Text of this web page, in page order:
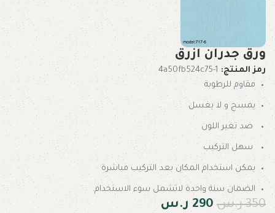
ورق جدران ازرق
رمز المنتج:4a50fb524c75-1
مقاوم للرطوبة
يمسح و لا يغسل
ضد تغير اللون
سهل التركيب
يمكن استخدام المكان بعد التركيب مباشرة
الضمان سنة واحدة لاتشمل سوء الاستخدام.
350 ر.س 290 ر.س